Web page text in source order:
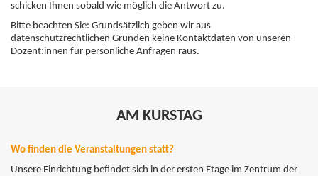
schicken Ihnen sobald wie möglich die Antwort zu.
Bitte beachten Sie: Grundsätzlich geben wir aus
datenschutzrechtlichen Gründen keine Kontaktdaten von unseren
Dozent:innen für persönliche Anfragen raus.
AM KURSTAG
Wo finden die Veranstaltungen statt?
Unsere Einrichtung befindet sich in der ersten Etage im Zentrum der